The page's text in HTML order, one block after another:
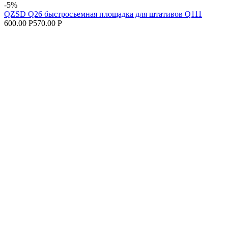
-5%
QZSD Q26 быстросъемная площадка для штативов Q111
600.00 Р570.00 Р